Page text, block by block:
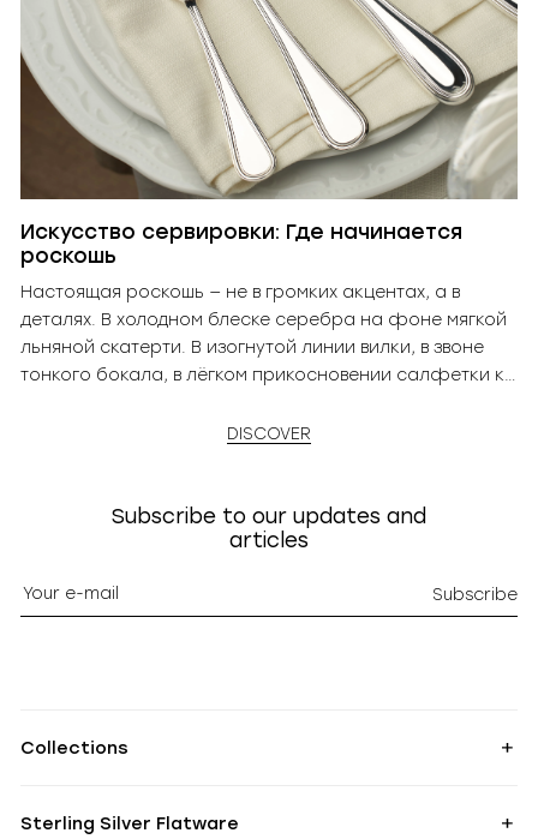
Искусство сервировки: Где начинается
роскошь
Настоящая роскошь — не в громких акцентах, а в
деталях. В холодном блеске серебра на фоне мягкой
льняной скатерти. В изогнутой линии вилки, в звоне
тонкого бокала, в лёгком прикосновении салфетки к
чувствуется. Именно так и работает сервировка: она
говорят внимание и вкус. Это искусство, которое
начинается задолго до подачи блюда. А значит —
DISCOVER
Subscribe to our updates and
articles
Subscribe
Collections
Sterling Silver Flatware